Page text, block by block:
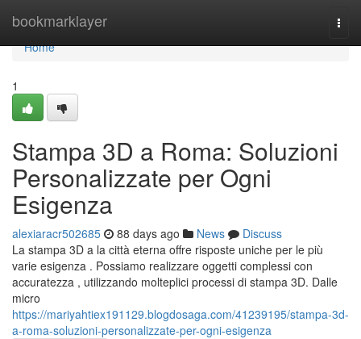
bookmarklayer
Home
Home
1
Stampa 3D a Roma: Soluzioni
Personalizzate per Ogni
Esigenza
alexiaracr502685 88 days ago News
Discuss
La stampa 3D a la città eterna offre risposte uniche per le più
varie esigenza . Possiamo realizzare oggetti complessi con
accuratezza , utilizzando molteplici processi di stampa 3D. Dalle
micro
https://mariyahtiex191129.blogdosaga.com/41239195/stampa-3d-
a-roma-soluzioni-personalizzate-per-ogni-esigenza